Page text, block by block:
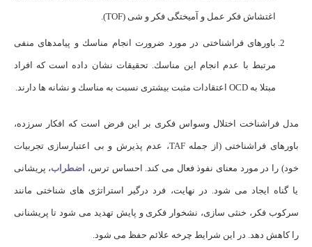
اغتشاش فکر عمل و آمیختگی فکر و شی (TOF).
باورهای فراشناختی در مورد ضرورت انجام مناسك و پیامدهای منفی
مرتبط با عدم انجام این مناسك. تحقیقات نشان داده است كه افراد
مبتلا به OCD اعتقادات مثبت بیشتری نسبت به مناسك و نشانه ها دارند.
مدل فراشناخت اختلال وسواس فکری بر این فرض است که افکار سرزده،
باورهای فراشناختی (از جمله TAF، عدم پذیرش و بی اعتبارسازی تجربیات
خود) را در مورد معنای نفوذ فعال می کند. احساس ترس، اضطراب، پریشانی
یا گناه ایجاد می شود. در نهایت، فرد درگیر استراتژی های شناختی مانند
سرکوب فکر، خنثی سازی، نشخوار فکری و پایش تهدید می شود تا پریشنانی
را کاهش دهد. در این شرایط چرخه علائم حفظ می شود.